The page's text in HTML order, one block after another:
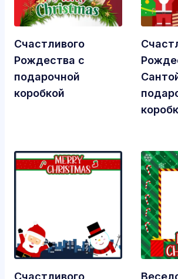
Счастливого
Рождества с
подарочной
коробкой
Счастливого